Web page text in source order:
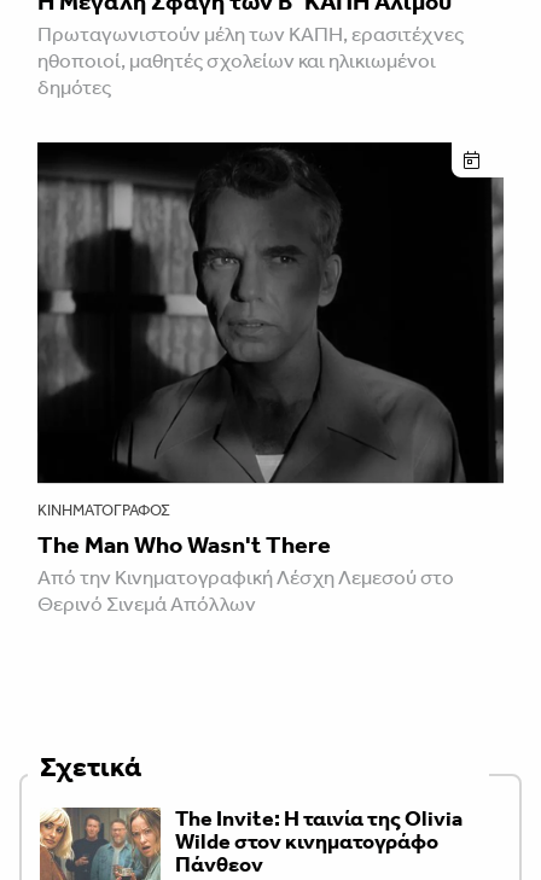
Πρωταγωνιστούν μέλη των ΚΑΠΗ, ερασιτέχνες
ηθοποιοί, μαθητές σχολείων και ηλικιωμένοι
δημότες
ΚΙΝΗΜΑΤΟΓΡΆΦΟΣ
The Man Who Wasn't There
Από την Κινηματογραφική Λέσχη Λεμεσού στο
Θερινό Σινεμά Απόλλων
Σχετικά
The Invite: Η ταινία της Olivia
Wilde στον κινηματογράφο
Πάνθεον